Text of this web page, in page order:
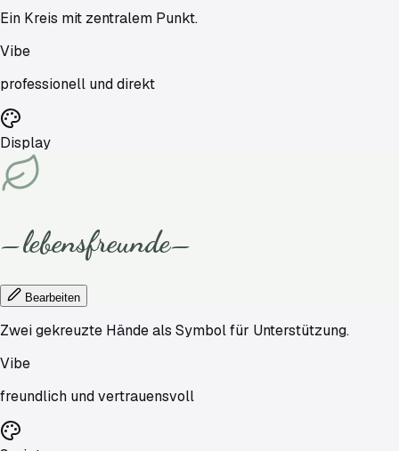
Ein Kreis mit zentralem Punkt.
Vibe
professionell und direkt
Display
—lebensfreunde—
Bearbeiten
Zwei gekreuzte Hände als Symbol für Unterstützung.
Vibe
freundlich und vertrauensvoll